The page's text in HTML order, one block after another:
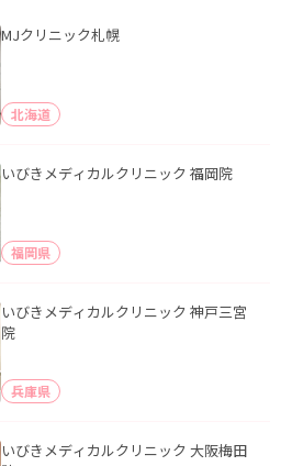
MJクリニック札幌
北海道
いびきメディカルクリニック 福岡院
福岡県
いびきメディカルクリニック 神戸三宮
院
兵庫県
いびきメディカルクリニック 大阪梅田